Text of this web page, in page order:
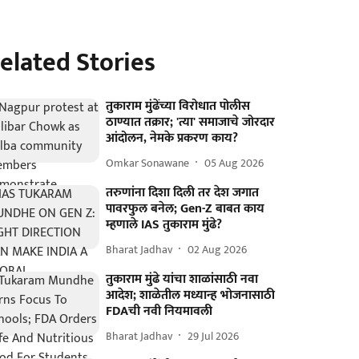
Stories
तुकाराम मुंढेंच्या विरोधात पोलीस
ठाण्यात तक्रार; 'त्या' समाजाचे जोरदार
आंदोलन, नेमके प्रकरण काय?
Omkar Sonawane 05 Aug 2026
तरुणांना दिशा दिली तर देश जगात
पावरफुल बनेल; Gen-Z बाबत काय
म्हणाले IAS तुकाराम मुंढे?
Bharat Jadhav 02 Aug 2026
तुकाराम मुंढे यांचा शाळांसाठी नवा
आदेश; शाळेतील मध्यान्ह भोजनासाठी
FDAची नवी नियमावली
Bharat Jadhav 29 Jul 2026